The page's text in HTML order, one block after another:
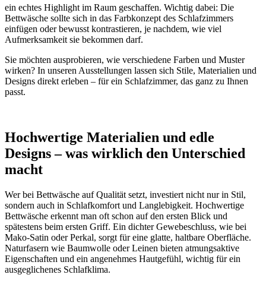
ein echtes Highlight im Raum geschaffen. Wichtig dabei: Die
Bettwäsche sollte sich in das Farbkonzept des Schlafzimmers
einfügen oder bewusst kontrastieren, je nachdem, wie viel
Aufmerksamkeit sie bekommen darf.
Sie möchten ausprobieren, wie verschiedene Farben und Muster
wirken? In unseren Ausstellungen lassen sich Stile, Materialien und
Designs direkt erleben – für ein Schlafzimmer, das ganz zu Ihnen
passt.
Hochwertige Materialien und edle
Designs – was wirklich den Unterschied
macht
Wer bei Bettwäsche auf Qualität setzt, investiert nicht nur in Stil,
sondern auch in Schlafkomfort und Langlebigkeit. Hochwertige
Bettwäsche erkennt man oft schon auf den ersten Blick und
spätestens beim ersten Griff. Ein dichter Gewebeschluss, wie bei
Mako-Satin oder Perkal, sorgt für eine glatte, haltbare Oberfläche.
Naturfasern wie Baumwolle oder Leinen bieten atmungsaktive
Eigenschaften und ein angenehmes Hautgefühl, wichtig für ein
ausgeglichenes Schlafklima.